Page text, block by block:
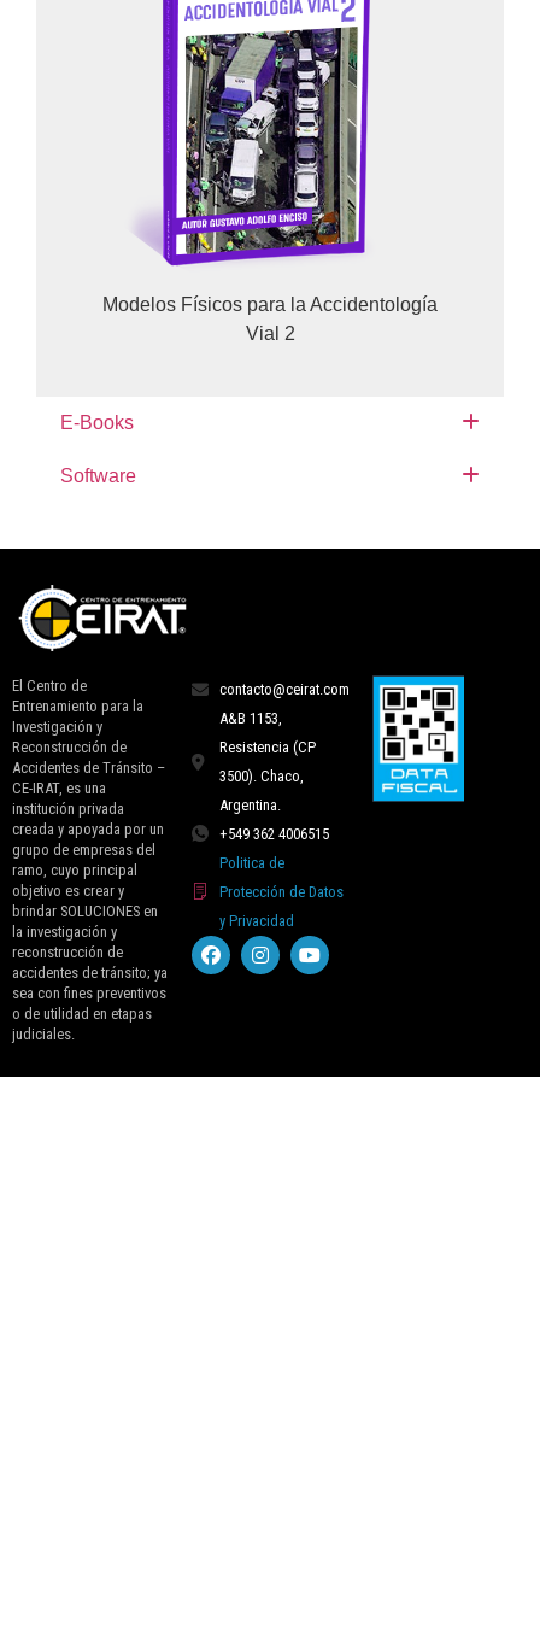
Modelos Físicos para la Accidentología
Vial 2
E-Books
Software
El Centro de
Entrenamiento para la
Investigación y
Reconstrucción de
Accidentes de Tránsito –
CE-IRAT, es una
institución privada
creada y apoyada por un
grupo de empresas del
ramo, cuyo principal
objetivo es crear y
brindar SOLUCIONES en
la investigación y
reconstrucción de
accidentes de tránsito; ya
sea con fines preventivos
o de utilidad en etapas
judiciales.
contacto@ceirat.com
A&B 1153,
Resistencia (CP
3500). Chaco,
Argentina.
+549 362 4006515
Politica de
Protección de Datos
y Privacidad